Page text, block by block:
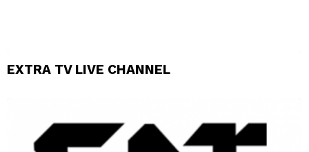
EXTRA TV LIVE CHANNEL